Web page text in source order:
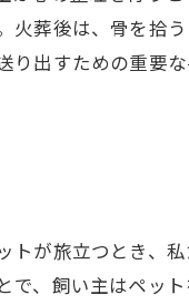
葬後は、骨を拾
出すための重要
が旅立つとき、
、飼い主はペッ